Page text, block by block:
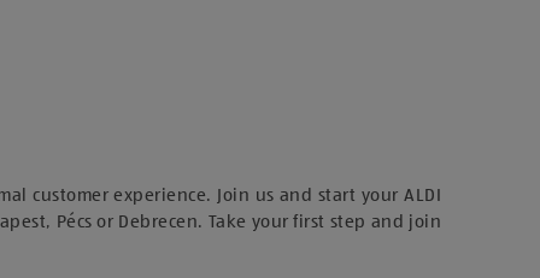
customer experience. Join us and start your ALDI
Pécs or Debrecen. Take your first step and join